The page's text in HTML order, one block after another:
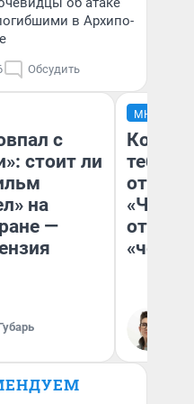
в Архипо-
Обсудить
с
стоит ли
на
—
МНЕНИЕ
тебя
отзыв